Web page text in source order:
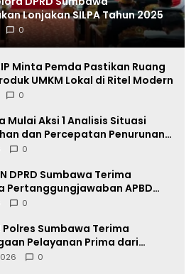
Lonjakan SILPA Tahun 2025
0
Minta Pemda Pastikan Ruang
UMKM Lokal di Ritel Modern
0
Mulai Aksi 1 Analisis Situasi
dan Percepatan Penurunan
2026
0
DPRD Sumbawa Terima
Pertanggungjawaban APBD
SILPA Rp201,68 Miliar dan
0
Sumbawa Terima
Pelayanan Prima dari
0